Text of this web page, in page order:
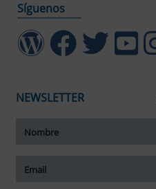
Síguenos
NEWSLETTER
tamaño del texto
del texto